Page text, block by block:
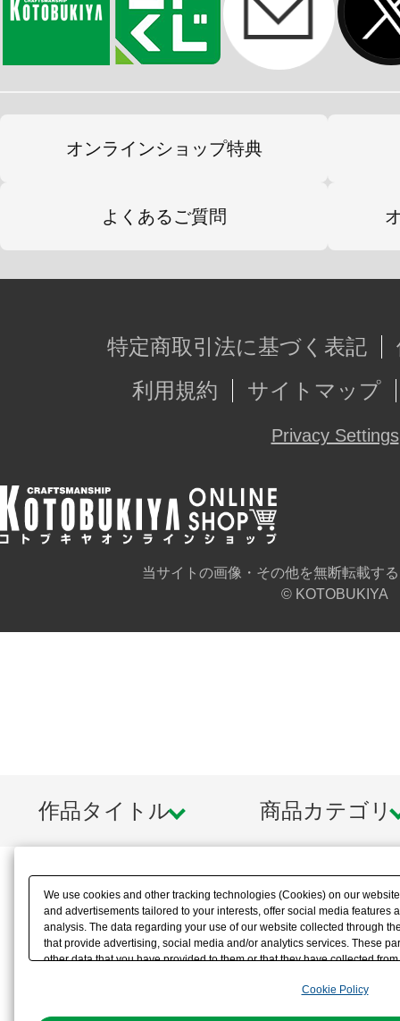
オンラインショップ特典
よくあるご質問
特定商取引法に基づく表記
利用規約
サイトマップ
Privacy Settings
当サイトの画像・その他を無断転載す
© KOTOBUKIYA
作品タイトル 商品カテゴリ
We use cookies and other tracking technologies (Cookies) on our
and advertisements tailored to your interests, offer social media features
analysis. The data regarding your use of our website collected through
that provide advertising, social media and/or analytics services. These
other data that you have provided to them or that they have collected
the use of all Cookies except for Strictly Necessary Cookies, please
Cookie Policy